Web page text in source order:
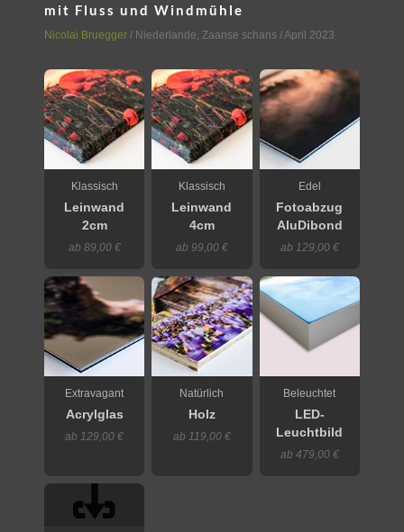
mit Fluss und Windmühle
Nicolai Bruegger / Niederlande, Zaanse schans / April 2023
Klassisch
Leinwand
2cm
ab 89,00 €
Klassisch
Leinwand
4cm
ab 99,00 €
Edel
Fotoabzug
AluDibond
ab 129,00 €
Extravagant
Acrylglas
ab 129,00 €
Natürlich
Holz
ab 119,00 €
Beleuchtet
LED-
Leuchtbild
ab 479,00 €